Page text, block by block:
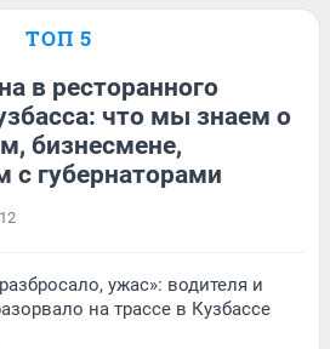
ТОП 5
в ресторанного
что мы знаем о
бизнесмене,
с губернаторами
12
ужас»: водителя и
на трассе в Кузбассе